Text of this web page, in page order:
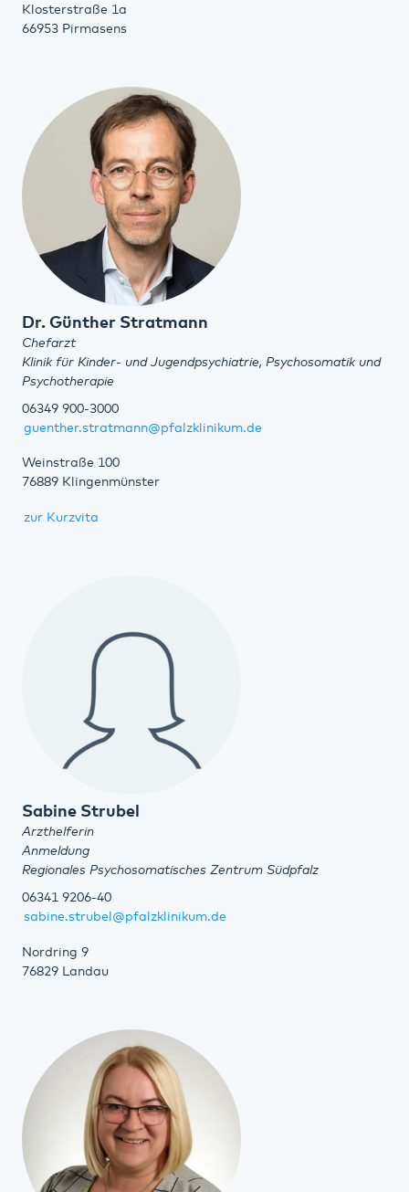
Klosterstraße 1a
66953 Pirmasens
Dr. Günther Stratmann
Chefarzt
Klinik für Kinder- und Jugendpsychiatrie, Psychosomatik und
Psychotherapie
06349 900-3000
guenther.stratmann@pfalzklinikum.de
Weinstraße 100
76889 Klingenmünster
zur Kurzvita
Sabine Strubel
Arzthelferin
Anmeldung
Regionales Psychosomatisches Zentrum Südpfalz
06341 9206-40
sabine.strubel@pfalzklinikum.de
Nordring 9
76829 Landau